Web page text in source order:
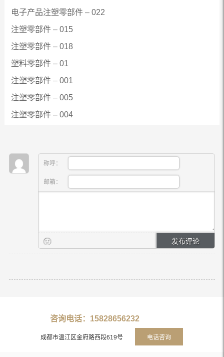
电子产品注塑零部件 – 022
注塑零部件 – 015
注塑零部件 – 018
塑料零部件 – 01
注塑零部件 – 001
注塑零部件 – 005
注塑零部件 – 004
称呼：
邮箱：
咨询电话：15828656232
成都市温江区金府路西段619号 电话咨询